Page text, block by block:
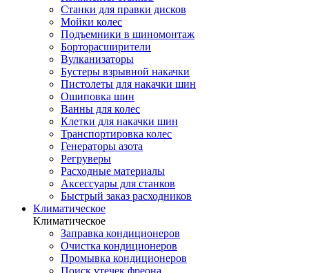
Станки для правки дисков
Мойки колес
Подъемники в шиномонтаж
Борторасширители
Вулканизаторы
Бустеры взрывной накачки
Пистолеты для накачки шин
Ошиповка шин
Ванны для колес
Клетки для накачки шин
Транспортировка колес
Генераторы азота
Регруверы
Расходные материалы
Аксессуары для станков
Быстрый заказ расходников
Климатическое
Климатическое
Заправка кондиционеров
Очистка кондиционеров
Промывка кондиционеров
Поиск утечек фреона